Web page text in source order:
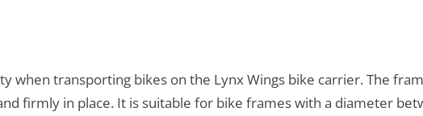
when transporting bikes on the Lynx Wings bike carrier. The
firmly in place. It is suitable for bike frames with a diameter